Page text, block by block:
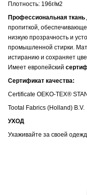
Плотность: 196г/м2
Профессиональная ткань
пропиткой,
низкую прозрачность и
промышленной стирки.
истиранию и сохраняет
Имеет европейский
Сертификат качества:
Certificate OEKO-TEX®
Tootal Fabrics (Holland) B.V.
УХОД
Ухаживайте за своей